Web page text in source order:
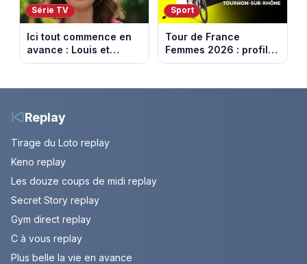
Série TV
Ici tout commence en
avance : Louis et
Jasmine enfin en
août 2026 (spoiler)
Sport
Tour de France
Femmes 2026 : profil
et horaires de la 6e
Montbrison et
Replay
Tirage du Loto replay
Keno replay
Les douze coups de midi replay
Secret Story replay
Gym direct replay
C à vous replay
Plus belle la vie en avance